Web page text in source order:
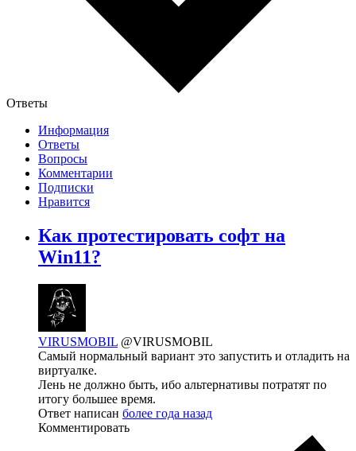
Ответы
Информация
Ответы
Вопросы
Комментарии
Подписки
Нравится
Как протестировать софт на
Win11?
VIRUSMOBIL @VIRUSMOBIL
Самый нормальный вариант это запустить и отладить на
виртуалке.
Лень не должно быть, ибо альтернативы потратят по
итогу большее время.
Ответ написан более года назад
Комментировать